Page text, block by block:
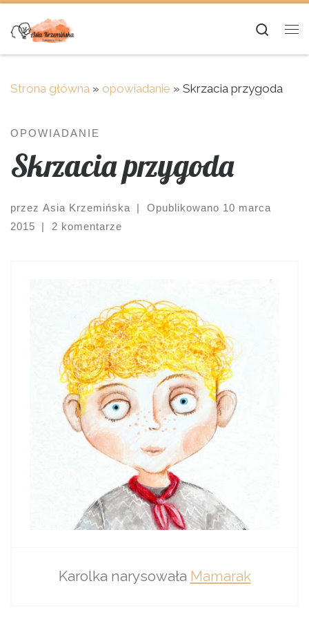
Skip to content
Strona główna » opowiadanie » Skrzacia przygoda
OPOWIADANIE
Skrzacia przygoda
przez Asia Krzemińska | Opublikowano 10 marca
2015
| 2 komentarze
Karolka narysowała Mamarak